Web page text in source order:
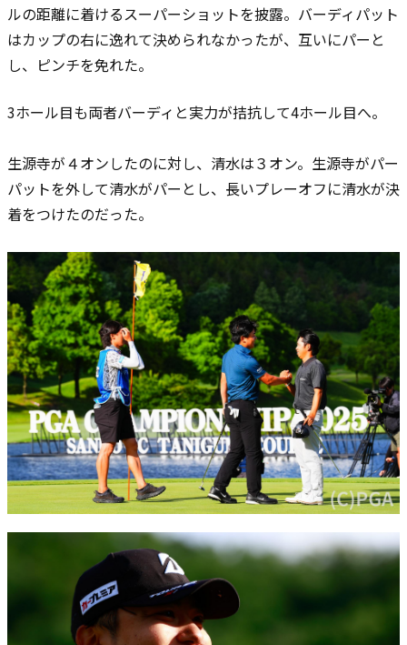
ルの距離に着けるスーパーショットを披露。バーディパット
はカップの右に逸れて決められなかったが、互いにパーと
し、ピンチを免れた。
3ホール目も両者バーディと実力が拮抗して4ホール目へ。
生源寺が４オンしたのに対し、清水は３オン。生源寺がパー
パットを外して清水がパーとし、長いプレーオフに清水が決
着をつけたのだった。